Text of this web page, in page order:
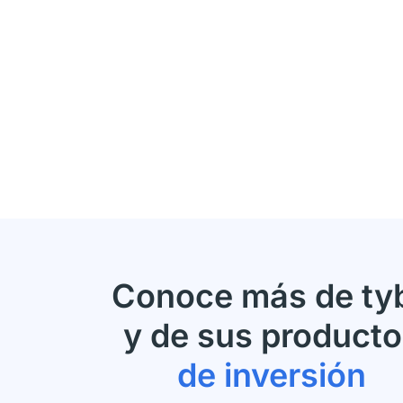
Conoce más de
y de sus
de inversión